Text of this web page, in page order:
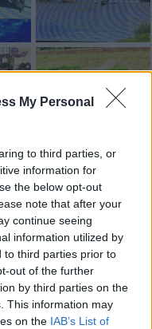
My Personal
to third parties, or
information for
the below opt-out
note that after your
continue seeing
information utilized by
to third parties prior to
out of the further
by third parties on the
This information may
on the IAB’s List of